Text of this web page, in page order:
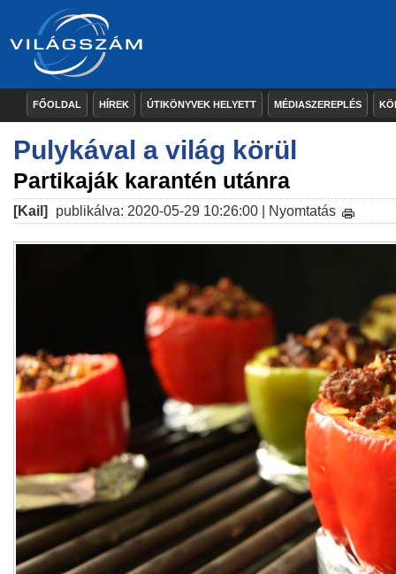
FŐOLDAL HÍREK ÚTIKÖNYVEK HELYETT MÉDIASZEREPLÉS
Pulykával a világ körül
Partikaják karantén utánra
[Kail] publikálva: 2020-05-29 10:26:00 | Nyomtatás